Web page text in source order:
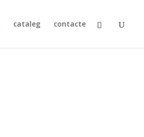
cataleg contacte